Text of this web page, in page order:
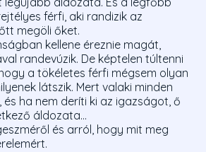
férfi, aki randizik az
megöli őket.
kellene éreznie magát,
randevúzik. De képtelen túltenni
a tökéletes férfi mégsem olyan
látszik. Mert valaki minden
ha nem deríti ki az igazságot, ő
áldozata...
és arról, hogy mit meg